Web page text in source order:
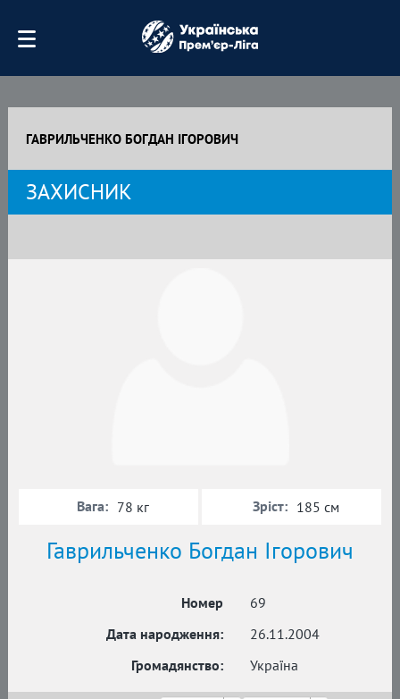
ГАВРИЛЬЧЕНКО БОГДАН ІГОРОВИЧ
ЗАХИСНИК
Гаврильченко Богдан Ігорович
Номер
69
Дата народження:
26.11.2004
Громадянство:
Україна
Вага: 78 кг Зріст: 185 см